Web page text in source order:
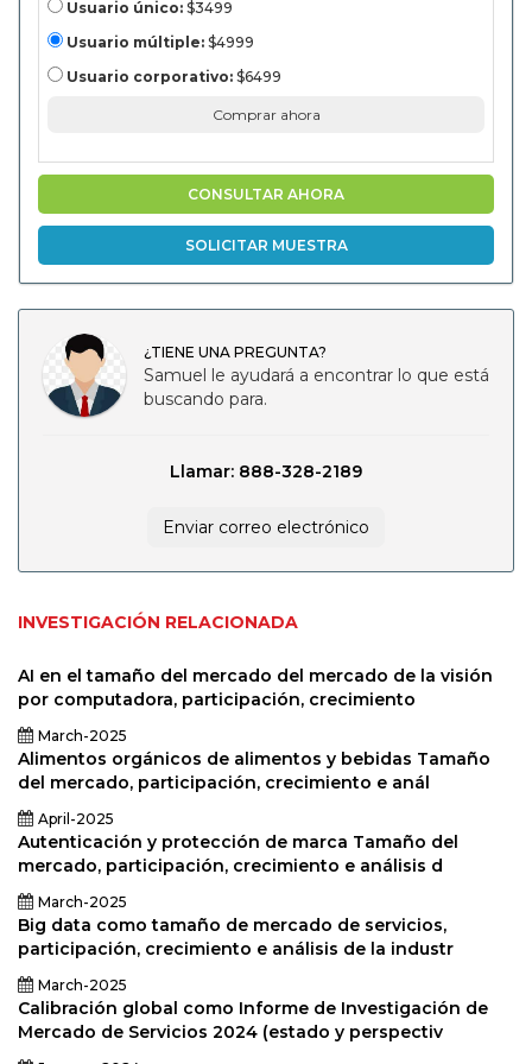
(alimentos y
productos
farmacéuticos,
bienes de
consumo,
alimentos y
bebidas, salud,
electrónica,
comodidades
consumo,
otros, y otros, y
otros, y otros
análisis, y otras
cosas, y otras
cosas, y otros, y
los otros, y al
los otros, y al
los demás, y un
análisis de los
productos), y a
los demás, y al
análisis de los
productos) y
2024-2031
Usuario único: $3499
Usuario múltiple: $4999
Usuario corporativo: $6499
Comprar ahora
CONSULTAR AHORA
SOLICITAR MUESTRA
¿TIENE UNA PREGUNTA?
Samuel le ayudará a encontrar lo que está
buscando para.
Llamar: 888-328-2189
Enviar correo electrónico
INVESTIGACIÓN RELACIONADA
AI en el tamaño del mercado del mercado de la visión
por computadora, participación, crecimiento
March-2025
Alimentos orgánicos de alimentos y bebidas Tamaño
del mercado, participación, crecimiento e anál
April-2025
Autenticación y protección de marca Tamaño del
mercado, participación, crecimiento e análisis d
March-2025
Big data como tamaño de mercado de servicios,
participación, crecimiento e análisis de la industr
March-2025
Calibración global como Informe de Investigación de
Mercado de Servicios 2024 (estado y perspectiv